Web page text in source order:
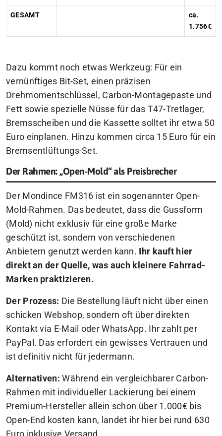
GESAMT
ca.
1.756€
Dazu kommt noch etwas Werkzeug: Für ein
vernünftiges Bit-Set, einen präzisen
Drehmomentschlüssel, Carbon-Montagepaste und
Fett sowie spezielle Nüsse für das T47-Tretlager,
Bremsscheiben und die Kassette solltet ihr etwa 50
Euro einplanen. Hinzu kommen circa 15 Euro für ein
Bremsentlüftungs-Set.
Der Rahmen: „Open-Mold“ als Preisbrecher
Der Mondince FM316 ist ein sogenannter Open-
Mold-Rahmen. Das bedeutet, dass die Gussform
(Mold) nicht exklusiv für eine große Marke
geschützt ist, sondern von verschiedenen
Anbietern genutzt werden kann. Ihr kauft hier
direkt an der Quelle, was auch kleinere Fahrrad-
Marken praktizieren.
Der Prozess: Die Bestellung läuft nicht über einen
schicken Webshop, sondern oft über direkten
Kontakt via E-Mail oder WhatsApp. Ihr zahlt per
PayPal. Das erfordert ein gewisses Vertrauen und
ist definitiv nicht für jedermann.
Alternativen: Während ein vergleichbarer Carbon-
Rahmen mit individueller Lackierung bei einem
Premium-Hersteller allein schon über 1.000€ bis
Open-End kosten kann, landet ihr hier bei rund 630
Euro inklusive Versand.